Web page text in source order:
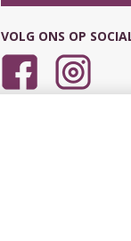
VOLG ONS OP